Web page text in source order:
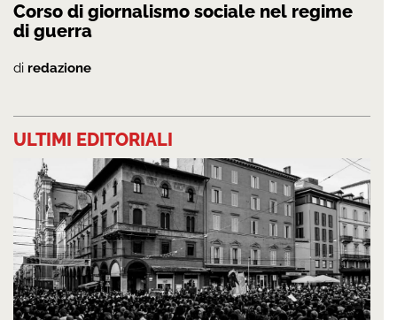
Corso di giornalismo sociale nel regime
di guerra
di redazione
ULTIMI EDITORIALI